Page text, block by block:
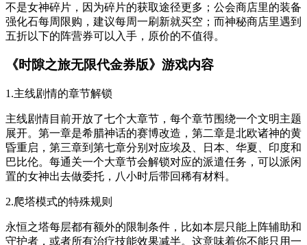
不是女神碎片，因为碎片的获取途径更多；公会商店里的装备
强化石每周限购，建议每周一刷新就买空；而神秘商店里遇到
五折以下的阵营券可以入手，原价的不值得。
《时隙之旅无限代金券版》游戏内容
1.主线剧情的章节解锁
主线剧情目前开放了七个大章节，每个章节围绕一个文明主题
展开。第一章是希腊神话的赛博改造，第二章是北欧诸神的黄
昏重启，第三章到第七章分别对应埃及、日本、华夏、印度和
巴比伦。每通关一个大章节会解锁对应的派遣任务，可以派闲
置的女神出去做委托，八小时后带回稀有材料。
2.爬塔模式的特殊规则
永恒之塔每层都有额外的限制条件，比如本层只能上阵辅助和
守护者，或者所有治疗技能效果减半。这意味着你不能只用一